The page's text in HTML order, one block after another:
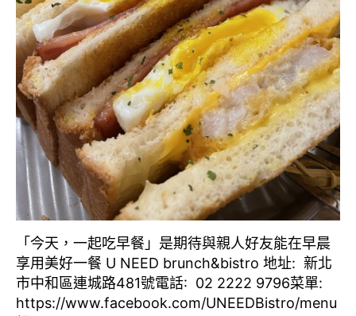
「今天，一起吃早餐」是期待與親人好友能在早晨
享用美好一餐 U NEED brunch&bistro 地址: 新北
市中和區連城路481號電話: 02 2222 9796菜單:
https://www.facebook.com/UNEEDBistro/menu